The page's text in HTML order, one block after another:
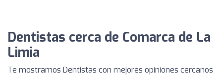
Dentistas cerca de Comarca de La
Limia
Te mostramos Dentistas con mejores opiniones cercanos